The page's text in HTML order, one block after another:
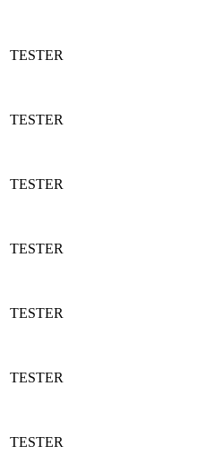
TESTER
TESTER
TESTER
TESTER
TESTER
TESTER
TESTER